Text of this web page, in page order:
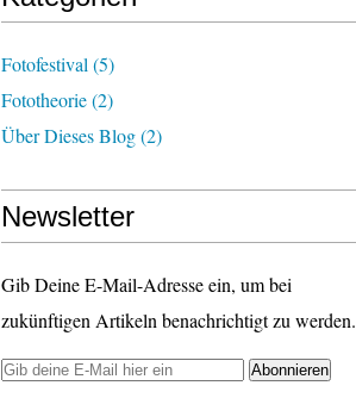
Fotofestival (5)
Fototheorie(2)
Über Dieses Blog(2)
Newsletter
Gib Deine E-Mail-Adresse ein, um bei
zukünftigen Artikeln benachrichtigt zu werden.